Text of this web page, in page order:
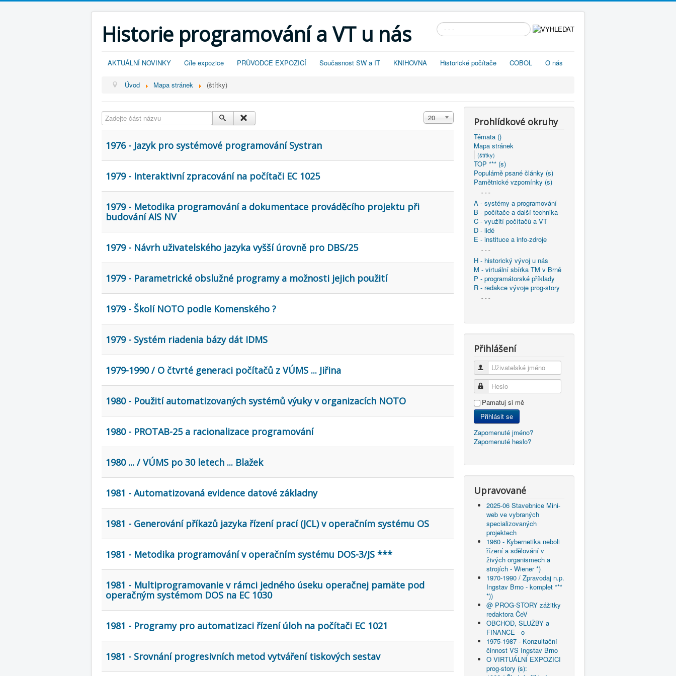
Historie programování a VT u nás Vyhledávání...
AKTUÁLNÍ NOVINKY Cíle expozice PRŮVODCE EXPOZICÍ Současnost SW a IT KNIHOVNA Historické počítače COBOL O nás
Úvod Mapa stránek (štítky)
Zadejte část názvu Zobrazit
20
1976 - Jazyk pro systémové programování Systran
1979 - Interaktivní zpracování na počítači EC 1025
1979 - Metodika programování a dokumentace prováděcího projektu při
budování AIS NV
1979 - Návrh uživatelského jazyka vyšší úrovně pro DBS/25
1979 - Parametrické obslužné programy a možnosti jejich použití
1979 - Školí NOTO podle Komenského ?
1979 - Systém riadenia bázy dát IDMS
1979-1990 / O čtvrté generaci počítačů z VÚMS ... Jiřina
1980 - Použití automatizovaných systémů výuky v organizacích NOTO
1980 - PROTAB-25 a racionalizace programování
1980 ... / VÚMS po 30 letech ... Blažek
1981 - Automatizovaná evidence datové základny
1981 - Generování příkazů jazyka řízení prací (JCL) v operačním systému OS
1981 - Metodika programování v operačním systému DOS-3/JS ***
1981 - Multiprogramovanie v rámci jedného úseku operačnej pamäte pod
operačným systémom DOS na EC 1030
1981 - Programy pro automatizaci řízení úloh na počítači EC 1021
1981 - Srovnání progresivních metod vytváření tiskových sestav
Prohlídkové okruhy
Témata ()
Mapa stránek
(štítky)
TOP *** (s)
Populárně psané články (s)
Pamětnické vzpomínky (s)
- - -
A - systémy a programování
B - počítače a další technika
C - využití počítačů a VT
D - lidé
E - instituce a info-zdroje
- - -
H - historický vývoj u nás
M - virtuální sbírka TM v Brně
P - programátorské příklady
R - redakce vývoje prog-story
- - -
Přihlášení
Uživatelské jméno
Heslo
Pamatuj si mě
Přihlásit se
Zapomenuté jméno?
Zapomenuté heslo?
Upravované
2025-06 Stavebnice Mini-
web ve vybraných
specializovaných
projektech
1960 - Kybernetika neboli
řízení a sdělování v
živých organismech a
strojích - Wiener *)
1970-1990 / Zpravodaj n.p.
Ingstav Brno - komplet ***
*))
@ PROG-STORY zážitky
redaktora ČeV
OBCHOD, SLUŽBY a
FINANCE - o
1975-1987 - Konzultační
činnost VS Ingstav Brno
O VIRTUÁLNÍ EXPOZICI
prog-story (s):